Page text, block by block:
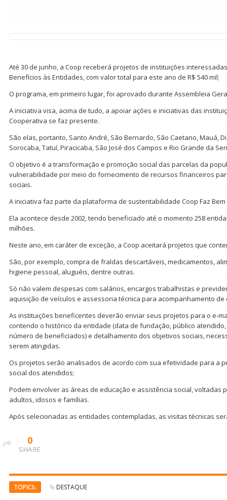
Até 30 de junho, a Coop receberá projetos de instituições
Benefícios às Entidades, com valor total para este ano de R$ 540 mil;
O programa, em primeiro lugar, foi aprovado durante Assembleia
A iniciativa visa, acima de tudo, a apoiar ações e iniciativas das
Cooperativa se faz presente.
São elas, portanto, Santo André, São Bernardo, São Caetano, Mauá,
Sorocaba, Tatuí, Piracicaba, São José dos Campos e Rio Grande da
O objetivo é a transformação e promoção social das parcelas da
vulnerabilidade por meio do fornecimento de recursos financeiros
sociais.
A iniciativa faz parte da plataforma de sustentabilidade Coop Faz
Ela acontece desde 2002, tendo beneficiado até o momento 258
milhões.
Neste ano, em caráter de exceção, a Coop aceitará projetos que
São, por exemplo, compra de fraldas descartáveis, medicamentos,
higiene pessoal, aluguéis, dentre outras.
Só não valem despesas com salários, encargos trabalhistas e
aquisição de veículos e assessoria técnica para acompanhamento de
As instituições beneficentes deverão enviar seus projetos para o e-
contendo o histórico da entidade (data de fundação, público
número de beneficiados) e detalhamento dos objetivos sociais,
serem atingidas.
Os projetos serão analisados de acordo com sua efetividade para a
social dos atendidos;
Podem envolver as áreas de educação e assistência social, voltadas
adultos, idosos e famílias.
Após selecionadas as entidades contempladas, as visitas técnicas
0
SHARE
TOPICS: DESTAQUE